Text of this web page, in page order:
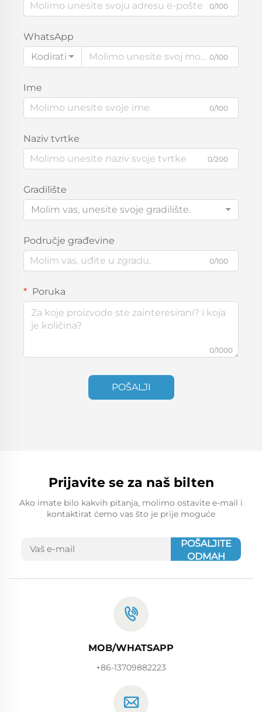
0/100
WhatsApp
Kodirati
0/100
Ime
0/100
Naziv tvrtke
0/200
Gradilište
Molim vas, unesite svoje gradilište.
Područje građevine
0/100
Poruka
0/1000
POŠALJI
Prijavite se za naš bilten
Ako imate bilo kakvih pitanja, molimo ostavite e-mail i
kontaktirat ćemo vas što je prije moguće
POŠALJITE
ODMAH
MOB/WHATSAPP
+86-13709882223